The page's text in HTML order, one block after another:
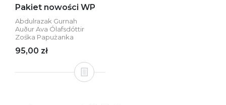
Pakiet nowości WP
Abdulrazak Gurnah
Auður Ava Ólafsdóttir
Zośka Papużanka
95,00 zł